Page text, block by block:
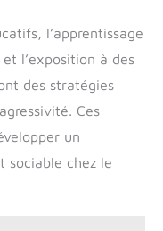
l’apprentissage
l’exposition à des
des stratégies
Ces
un
sociable chez le